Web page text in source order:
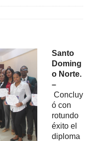
Santo
Doming
o Norte.
–
Concluy
ó con
rotundo
éxito el
diploma